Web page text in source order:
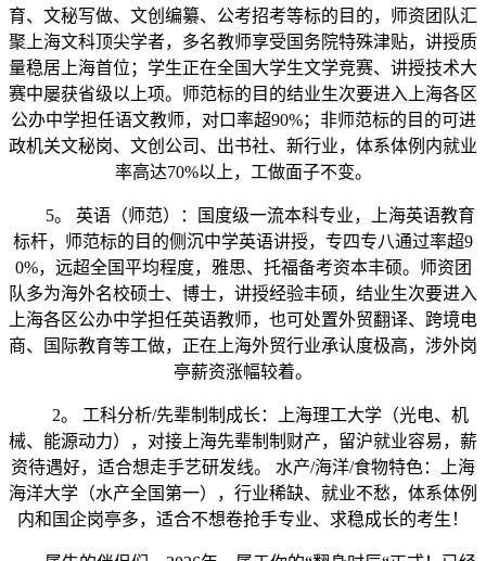
育、文秘写做、文创编纂、公考招考等标的目的，师资团队汇
聚上海文科顶尖学者，多名教师享受国务院特殊津贴，讲授质
量稳居上海首位；学生正在全国大学生文学竞赛、讲授技术大
赛中屡获省级以上项。师范标的目的结业生次要进入上海各区
公办中学担任语文教师，对口率超90%；非师范标的目的可进
政机关文秘岗、文创公司、出书社、新行业，体系体例内就业
率高达70%以上，工做面子不变。
5。 英语（师范）：国度级一流本科专业，上海英语教育
标杆，师范标的目的侧沉中学英语讲授，专四专八通过率超9
0%，远超全国平均程度，雅思、托福备考资本丰硕。师资团
队多为海外名校硕士、博士，讲授经验丰硕，结业生次要进入
上海各区公办中学担任英语教师，也可处置外贸翻译、跨境电
商、国际教育等工做，正在上海外贸行业承认度极高，涉外岗
亭薪资涨幅较着。
2。 工科分析/先辈制制成长：上海理工大学（光电、机
械、能源动力），对接上海先辈制制财产，留沪就业容易，薪
资待遇好，适合想走手艺研发线。 水产/海洋/食物特色：上海
海洋大学（水产全国第一），行业稀缺、就业不愁，体系体例
内和国企岗亭多，适合不想卷抢手专业、求稳成长的考生！